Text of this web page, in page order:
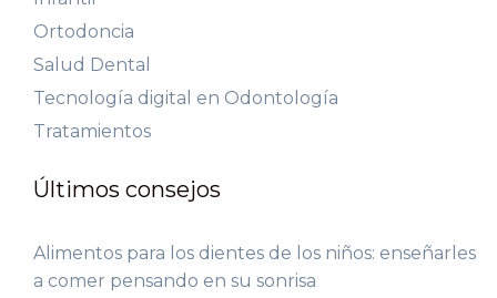
Ortodoncia
Salud Dental
Tecnología digital en Odontología
Tratamientos
Últimos consejos
Alimentos para los dientes de los niños: enseñarles
a comer pensando en su sonrisa